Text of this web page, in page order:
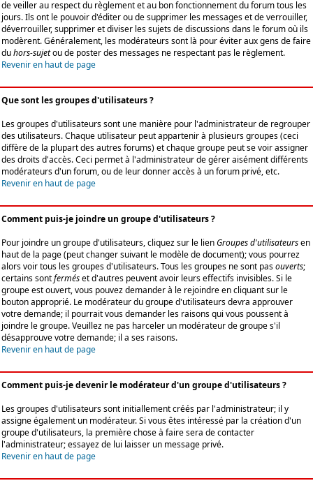
de veiller au respect du règlement et au bon fonctionnement du forum tous les
jours. Ils ont le pouvoir d'éditer ou de supprimer les messages et de verrouiller,
déverrouiller, supprimer et diviser les sujets de discussions dans le forum où ils
modèrent. Généralement, les modérateurs sont là pour éviter aux gens de faire
duhors-sujetou de poster des messages ne respectant pas le règlement.
Revenir en haut de page
Que sont les groupes d'utilisateurs ?
Les groupes d'utilisateurs sont une manière pour l'administrateur de regrouper
des utilisateurs. Chaque utilisateur peut appartenir à plusieurs groupes (ceci
diffère de la plupart des autres forums) et chaque groupe peut se voir assigner
des droits d'accès. Ceci permet à l'administrateur de gérer aisément différents
modérateurs d'un forum, ou de leur donner accès à un forum privé, etc.
Revenir en haut de page
Comment puis-je joindre un groupe d'utilisateurs ?
Pour joindre un groupe d'utilisateurs, cliquez sur le lienGroupes d'utilisateursen
haut de la page (peut changer suivant le modèle de document); vous pourrez
alors voir tous les groupes d'utilisateurs. Tous les groupes ne sont pasouverts;
certains sontferméset d'autres peuvent avoir leurs effectifs invisibles. Si le
groupe est ouvert, vous pouvez demander à le rejoindre en cliquant sur le
bouton approprié. Le modérateur du groupe d'utilisateurs devra approuver
votre demande; il pourrait vous demander les raisons qui vous poussent à
joindre le groupe. Veuillez ne pas harceler un modérateur de groupe s'il
désapprouve votre demande; il a ses raisons.
Revenir en haut de page
Comment puis-je devenir le modérateur d'un groupe d'utilisateurs ?
Les groupes d'utilisateurs sont initiallement créés par l'administrateur; il y
assigne également un modérateur. Si vous êtes intéressé par la création d'un
groupe d'utilisateurs, la première chose à faire sera de contacter
l'administrateur; essayez de lui laisser un message privé.
Revenir en haut de page